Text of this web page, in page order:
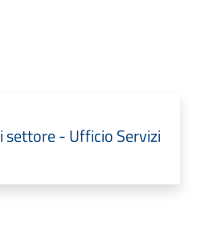
settore - Ufficio Servizi